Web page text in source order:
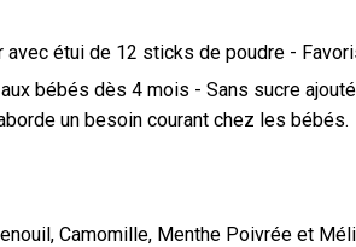
étui de 12 sticks de poudre -
bébés dès 4 mois - Sans sucre
un besoin courant chez les bébés.
Camomille, Menthe Poivrée et